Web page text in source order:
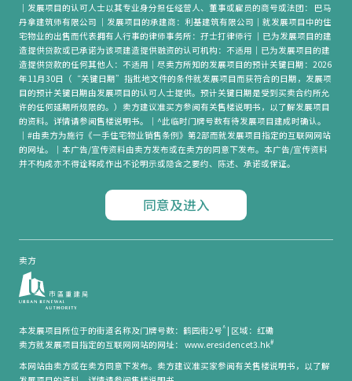
｜发展项目的认可人士以其专业身分担任经营人、董事或雇员的商号或法团： 巴马
丹拿建筑师有限公司 ｜发展项目的承建商：利基建筑有限公司｜就发展项目中的住
宅物业的出售而代表拥有人行事的律师事务所：孖士打律师行 ｜已为发展项目的建
造提供贷款或已承诺为该项建造提供融资的认可机构：不适用｜已为发展项目的建
造提供贷款的任何其他人：不适用｜尽卖方所知的发展项目的预计关键日期：2026
年11月30日（“关键日期”指批地文件的条件就发展项目而获符合的日期，发展项
目的预计关键日期由发展项目的认可人士提供。预计关键日期是受到买卖合约所允
许的任何延期所规限的。）卖方建议准买方参阅有关售楼说明书，以了解发展项目
的资料。详情请参阅售楼说明书。｜^此临时门牌号数有待发展项目建成时确认。
｜#由卖方为施行《一手住宅物业销售条例》第2部而就发展项目指定的互联网网站
的网址。｜本广告/宣传资料由卖方发布或在卖方的同意下发布。本广告/宣传资料
并不构成亦不得诠释成作出不论明示或隐含之要约、陈述、承诺或保证。
同意及进入
卖方
本发展项目所位于的街道名称及门牌号数：鹤园街2号^ | 区域：红磡
卖方就发展项目指定的互联网网站的网址： www.eresidencet3.hk#
本网站由卖方或在卖方同意下发布。卖方建议准买家参阅有关售楼说明书，以了解